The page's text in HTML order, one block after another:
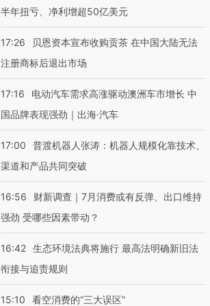
半年扭亏、净利增超50亿美元
17:26
贝恩资本宣布收购贡茶 在中国大陆无法
注册商标后退出市场
17:16
电动汽车需求高涨驱动澳洲车市增长 中
国品牌表现强劲｜出海·汽车
17:00
普渡机器人张涛：机器人规模化靠技术、
渠道和产品共同突破
16:56
财新调查｜7月消费或有反弹、出口维持
强劲 受哪些因素带动？
16:42 生态环境法典将施行 最高法明确新旧法
衔接与追责规则
15:10 看空消费的“三大误区”